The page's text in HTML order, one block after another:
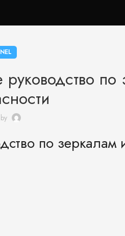
по
по зеркалам